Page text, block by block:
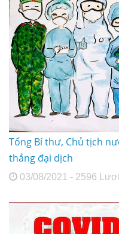
Tổng Bí thư, Chủ tịch
thắng đại dịch
03/08/2021 - 2596